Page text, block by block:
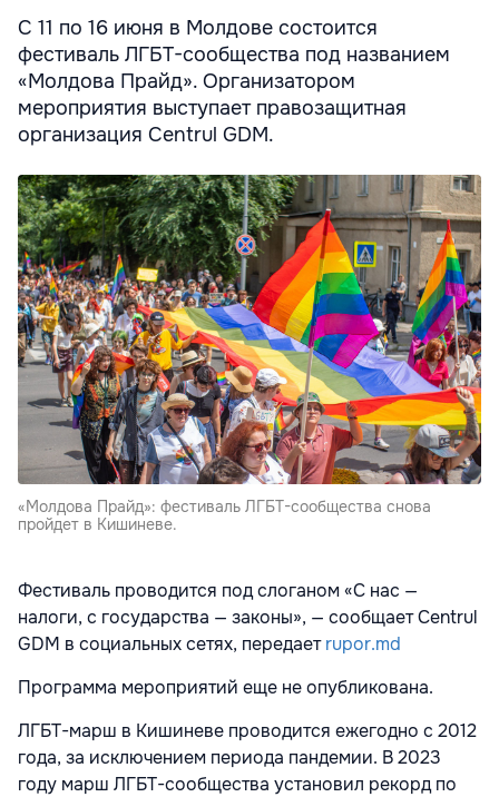
С 11 по 16 июня в Молдове состоится
фестиваль ЛГБТ-сообщества под названием
«Молдова Прайд». Организатором
мероприятия выступает правозащитная
организация Centrul GDM.
«Молдова Прайд»: фестиваль ЛГБТ-сообщества снова
пройдет в Кишиневе.
Фестиваль проводится под слоганом «С нас —
налоги, с государства — законы», — сообщает Centrul
GDM в социальных сетях, передаетrupor.md
Программа мероприятий еще не опубликована.
ЛГБТ-марш в Кишиневе проводится ежегодно с 2012
года, за исключением периода пандемии. В 2023
году марш ЛГБТ-сообщества установил рекорд по